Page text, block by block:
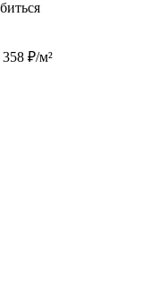
358 ₽/м²